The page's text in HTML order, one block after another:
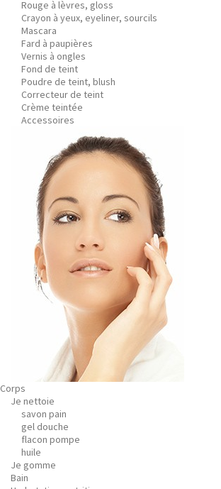
Rouge à lèvres, gloss
Crayon à yeux, eyeliner, sourcils
Mascara
Fard à paupières
Vernis à ongles
Fond de teint
Poudre de teint, blush
Correcteur de teint
Crème teintée
Accessoires
Corps
Je nettoie
savon pain
gel douche
flacon pompe
huile
Je gomme
Bain